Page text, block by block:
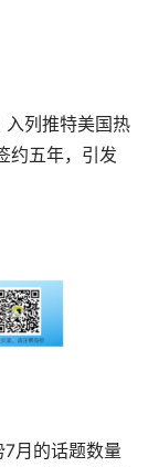
列推特美国热
约五年，引发
月的话题数量